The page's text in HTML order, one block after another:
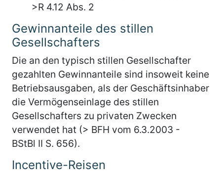
>R 4.12 Abs. 2
Gewinnanteile des stillen
Gesellschafters
Die an den typisch stillen Gesellschafter
gezahlten Gewinnanteile sind insoweit keine
Betriebsausgaben, als der Geschäftsinhaber
die Vermögenseinlage des stillen
Gesellschafters zu privaten Zwecken
verwendet hat (> BFH vom 6.3.2003 -
BStBl II S. 656).
Incentive-Reisen